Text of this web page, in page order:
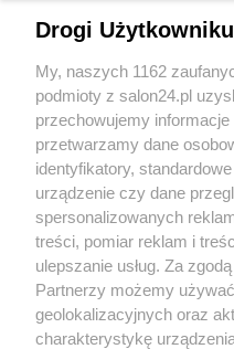
Sport
Społeczeństwo
Kultura
X Facebook
Drogi
My, naszych 1162
podmioty z salon24.pl
przechowujemy
przetwarzamy dane
identyfikatory,
urządzenie czy dane
spersonalizowanych
treści, pomiar reklam i
ulepszanie usług. Za
Partnerzy możemy
geolokalizacyjnych oraz
charakterystykę